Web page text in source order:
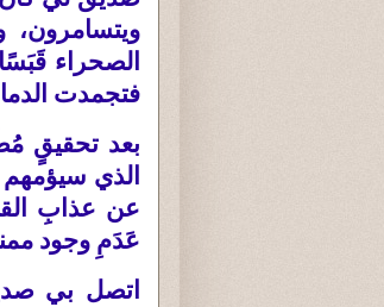
الصحراء
فتجمدت
بعد تحقيقٍ
الذي
عن عذابِ
عَدَمِ وجود
اتصل بي